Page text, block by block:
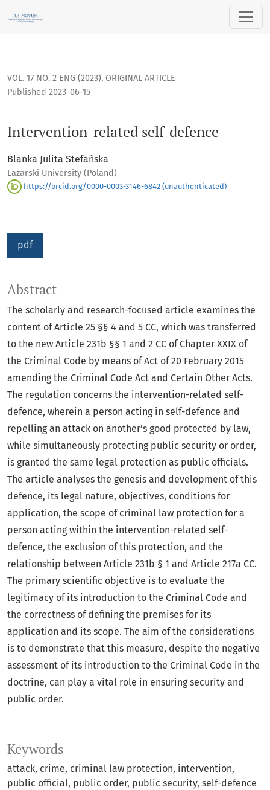
VOL. 17 NO. 2 ENG (2023), ORIGINAL ARTICLE
Intervention-related self-defence
Published 2023-06-15
Blanka Julita Stefańska
Lazarski University (Poland)
https://orcid.org/0000-0003-3146-6842 (unauthenticated)
pdf
Keywords
attack crime criminal law protection intervention
public official public order public security self-defence
Abstract
The scholarly and research-focused article examines the
content of Article 25 §§ 4 and 5 CC, which was transferred
to the new Article 231b §§ 1 and 2 CC of Chapter XXIX of
the Criminal Code by means of Act of 20 February 2015
amending the Criminal Code Act and Certain Other Acts.
The regulation concerns the intervention-related self-
defence, wherein a person acting in self-defence and
repelling an attack on another’s good protected by law,
while simultaneously protecting public security or order,
is granted the same legal protection as public officials.
The article analyses the genesis and development of this
defence, its legal nature, objectives, conditions for
application, the scope of criminal law protection for a
person acting within the intervention-related self-
defence, the exclusion of this protection, and the
relationship between Article 231b § 1 and Article 217a CC.
The primary scientific objective is to evaluate the
legitimacy of its introduction to the Criminal Code and
the correctness of defining the premises for its
application and its scope. The aim of the considerations
is to demonstrate that this measure, despite the negative
assessment of its introduction to the Criminal Code in the
doctrine, can play a vital role in ensuring security and
public order.